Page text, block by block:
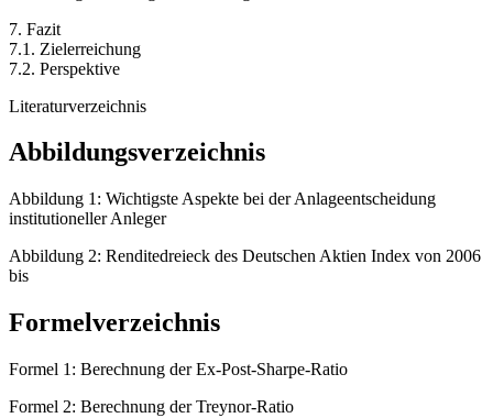
7. Fazit
7.1. Zielerreichung
7.2. Perspektive
Literaturverzeichnis
Abbildungsverzeichnis
Abbildung 1: Wichtigste Aspekte bei der Anlageentscheidung
institutioneller Anleger
Abbildung 2: Renditedreieck des Deutschen Aktien Index von 2006
bis
Formelverzeichnis
Formel 1: Berechnung der Ex-Post-Sharpe-Ratio
Formel 2: Berechnung der Treynor-Ratio